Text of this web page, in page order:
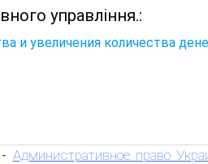
управління.:
и увеличения количества
- Административное право